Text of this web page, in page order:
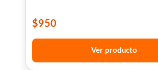
$950
Ver producto